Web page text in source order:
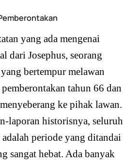
yang ada mengenai
dari Josephus, seorang
bertempur melawan
tahun 66 dan
ke pihak lawan.
laporan historisnya, seluruh
periode yang ditandai
sangat hebat. Ada banyak